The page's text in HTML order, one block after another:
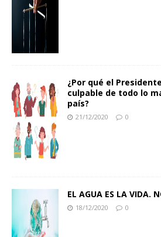
¿Por qué el
culpable de todo lo
país?
21/12/2020 0
EL AGUA ES LA VIDA.
18/12/2020 0